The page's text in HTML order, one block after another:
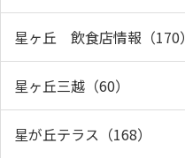
星ヶ丘 飲食店情報（170）
星ヶ丘三越（60）
星が丘テラス（168）